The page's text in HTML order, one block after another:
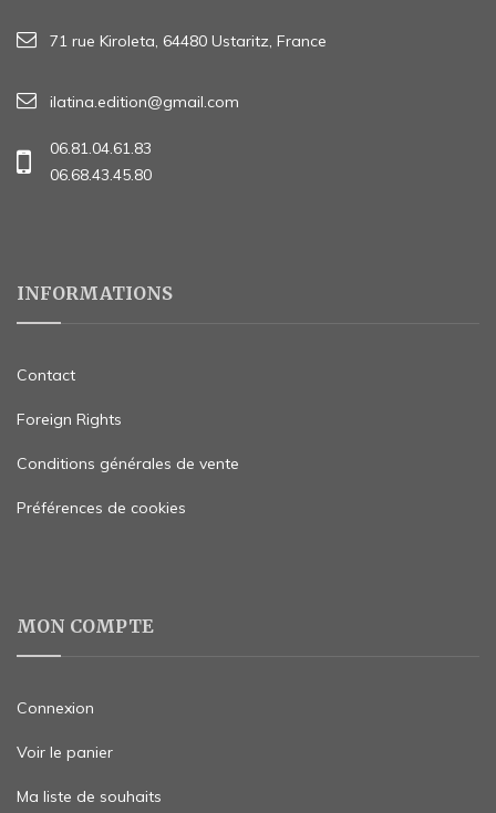
71 rue Kiroleta, 64480 Ustaritz, France
ilatina.edition@gmail.com
06.81.04.61.83
06.68.43.45.80
INFORMATIONS
Contact
Foreign Rights
Conditions générales de vente
Préférences de cookies
MON COMPTE
Connexion
Voir le panier
Ma liste de souhaits